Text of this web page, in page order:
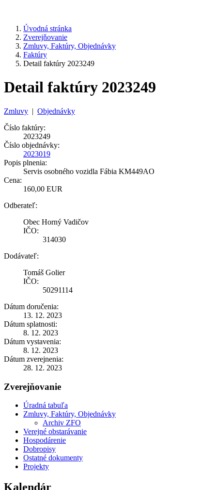
Úvodná stránka
Zverejňovanie
Zmluvy, Faktúry, Objednávky
Faktúry
Detail faktúry 2023249
Detail faktúry 2023249
Zmluvy | Objednávky
Číslo faktúry:
2023249
Číslo objednávky:
2023019
Popis plnenia:
Servis osobného vozidla Fábia KM449AO
Cena:
160,00 EUR
Odberateľ:
Obec Horný Vadičov
IČO:
314030
Dodávateľ:
Tomáš Golier
IČO:
50291114
Dátum doručenia:
13. 12. 2023
Dátum splatnosti:
8. 12. 2023
Dátum vystavenia:
8. 12. 2023
Dátum zverejnenia:
28. 12. 2023
Zverejňovanie
Úradná tabuľa
Zmluvy, Faktúry, Objednávky
Archiv ZFO
Verejné obstarávanie
Hospodárenie
Dobropisy
Ostatné dokumenty
Projekty
Kalendár